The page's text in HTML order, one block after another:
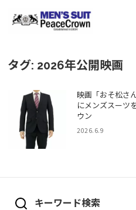
タグ: 2026年公開映画
映画「おそ松さ
にメンズスーツ
ウン
2026.6.9
キーワード検索